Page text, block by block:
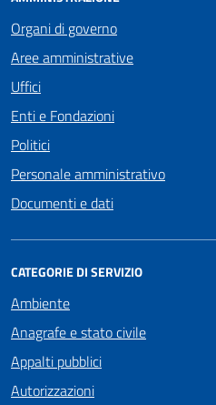
Organi di governo
Aree amministrative
Uffici
Enti e Fondazioni
Politici
Personale amministrativo
Documenti e dati
CATEGORIE DI SERVIZIO
Ambiente
Anagrafe e stato civile
Appalti pubblici
Autorizzazioni